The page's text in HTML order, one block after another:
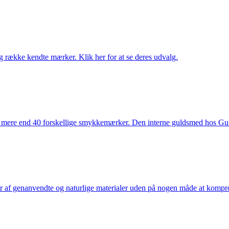
række kendte mærker. Klik her for at se deres udvalg.
end 40 forskellige smykkemærker. Den interne guldsmed hos
genanvendte og naturlige materialer uden på nogen måde at